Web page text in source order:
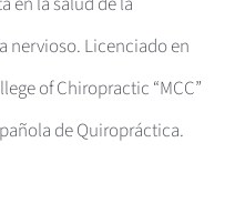
nervioso. Licenciado en
of Chiropractic “MCC”
de Quiropráctica.